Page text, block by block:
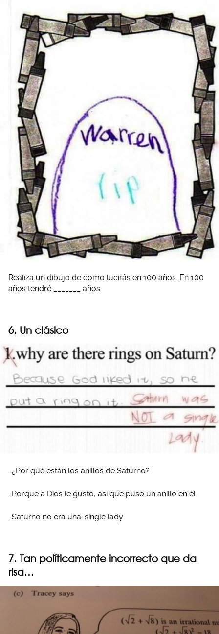
Realiza un dibujo de como lucirás en 100 años. En 100
años tendré _______ años
6. Un clásico
-¿Por qué están los anillos de Saturno?
-Porque a Dios le gustó, así que puso un anillo en él
-Saturno no era una ‘single lady’
7. Tan políticamente incorrecto que da
risa…